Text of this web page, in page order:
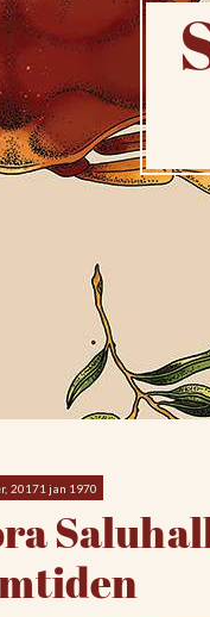
20171 jan 1970